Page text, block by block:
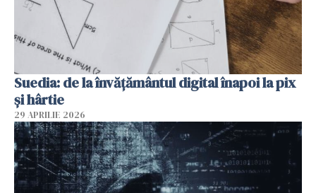
Suedia: de la învățământul digital înapoi la pix
și hârtie
29 APRILIE 2026